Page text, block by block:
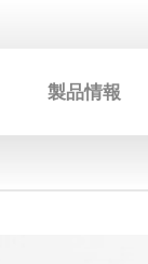
製品情報